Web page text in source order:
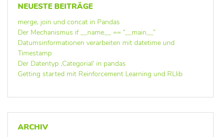
NEUESTE BEITRÄGE
merge, join und concat in Pandas
Der Mechanismus if __name__ == ”__main__”
Datumsinformationen verarbeiten mit datetime und
Timestamp
Der Datentyp ‚Categorial‘ in pandas
Getting started mit Reinforcement Learning und RLlib
ARCHIV